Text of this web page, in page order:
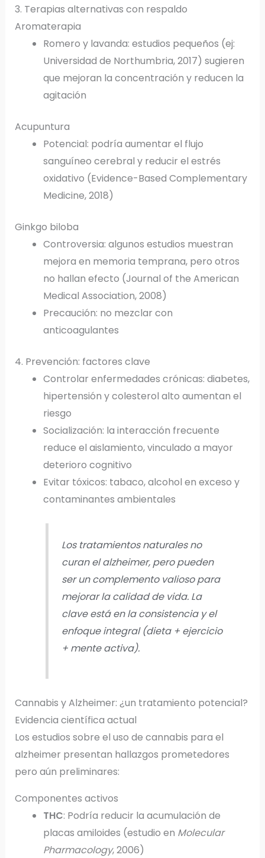
3. Terapias alternativas con respaldo
Aromaterapia
Romero y lavanda: estudios pequeños (ej:
Universidad de Northumbria, 2017) sugieren
que mejoran la concentración y reducen la
agitación
Acupuntura
Potencial: podría aumentar el flujo
sanguíneo cerebral y reducir el estrés
oxidativo (Evidence-Based Complementary
Medicine, 2018)
Ginkgo biloba
Controversia: algunos estudios muestran
mejora en memoria temprana, pero otros
no hallan efecto (Journal of the American
Medical Association, 2008)
Precaución: no mezclar con
anticoagulantes
4. Prevención: factores clave
Controlar enfermedades crónicas: diabetes,
hipertensión y colesterol alto aumentan el
riesgo
Socialización: la interacción frecuente
reduce el aislamiento, vinculado a mayor
deterioro cognitivo
Evitar tóxicos: tabaco, alcohol en exceso y
contaminantes ambientales
Los tratamientos naturales no
curan el alzheimer, pero pueden
ser un complemento valioso para
mejorar la calidad de vida. La
clave está en la consistencia y el
enfoque integral (dieta + ejercicio
+ mente activa).
Cannabis y Alzheimer: ¿un tratamiento potencial?
Evidencia científica actual
Los estudios sobre el uso de cannabis para el
alzheimer presentan hallazgos prometedores
pero aún preliminares:
Componentes activos
THC: Podría reducir la acumulación de
placas amiloides (estudio en Molecular
Pharmacology, 2006)